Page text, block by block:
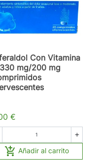
Con Vitamina
mg/200 mg
€

 Añadir al carrito